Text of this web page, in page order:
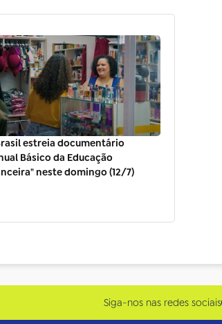
estreia documentário
Básico da Educação
neste domingo (12/7)
Siga-nos nas redes sociais